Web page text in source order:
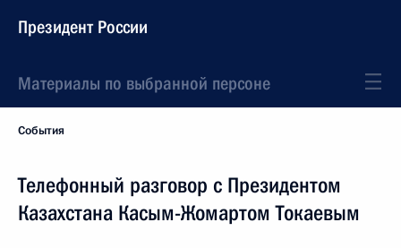
Президент России
Материалы по выбранной персоне
События
Телефонный разговор с Президентом
Казахстана Касым-Жомартом Токаевым